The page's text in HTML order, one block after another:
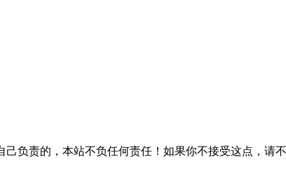
负责的，本站不负任何责任！如果你不接受这点，请不